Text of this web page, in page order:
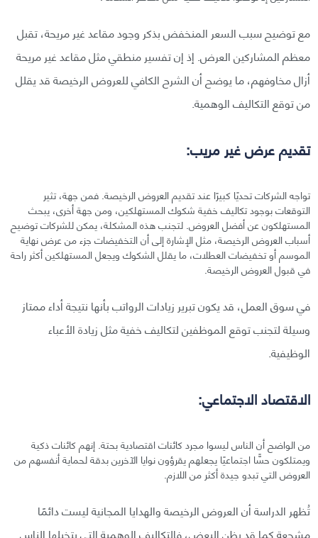
مع توضيح سبب السعر المنخفض بذكر وجود مقاعد غير مريحة، تقبل
معظم المشاركين العرض. إذ إن تفسير منطقي مثل مقاعد غير مريحة
أزال مخاوفهم، ما يوضح أن الشرح الكافي للعروض الرخيصة قد يقلل
من توقع التكاليف الوهمية.
تقديم عرض غير مريب:
تواجه الشركات تحديًا كبيرًا عند تقديم العروض الرخيصة. فمن جهة، تثير
التوقعات بوجود تكاليف خفية شكوك المستهلكين، ومن جهة أخرى، يبحث
المستهلكون عن أفضل العروض. لتجنب هذه المشكلة، يمكن للشركات توضيح
أسباب العروض الرخيصة، مثل الإشارة إلى أن التخفيضات جزء من عرض نهاية
الموسم أو تخفيضات العطلات، ما يقلل الشكوك ويجعل المستهلكين أكثر راحة
في قبول العروض الرخيصة.
في سوق العمل، قد يكون تبرير زيادات الرواتب بأنها نتيجة أداء ممتاز
وسيلة لتجنب توقع الموظفين لتكاليف خفية مثل زيادة الأعباء
الوظيفية.
الاقتصاد الاجتماعي:
من الواضح أن الناس ليسوا مجرد كائنات اقتصادية بحتة. إنهم كائنات ذكية
ويمتلكون حسًّا اجتماعيًا يجعلهم يقرؤون نوايا الآخرين بدقة لحماية أنفسهم من
العروض التي تبدو جيدة أكثر من اللازم.
تُظهر الدراسة أن العروض الرخيصة والهدايا المجانية ليست دائمًا
مشجعة كما قد يظن البعض، فالتكاليف الوهمية التي يتخيلها الناس